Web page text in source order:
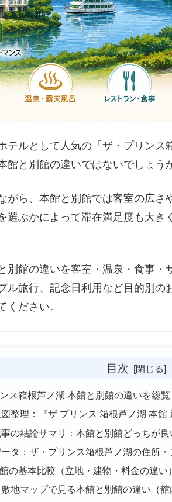
テルとして人気の「ザ・プリンス
館と別館の違いではないでしょう
がら、本館と別館では客室の広
選ぶかによって滞在満足度も大き
別館の違いを客室・温泉・食事・
ル旅行、記念日利用など目的別の
ください。
目次
ス箱根芦ノ湖 本館と別館の違いを総
整理：『ザ プリンス 箱根芦ノ湖 本
の結論サマリ：本館と別館どっちが
タ：ザ・プリンス箱根芦ノ湖の住所
の基本比較（立地・建物・料金の違い）
地マップで見る本館と別館の違い（館